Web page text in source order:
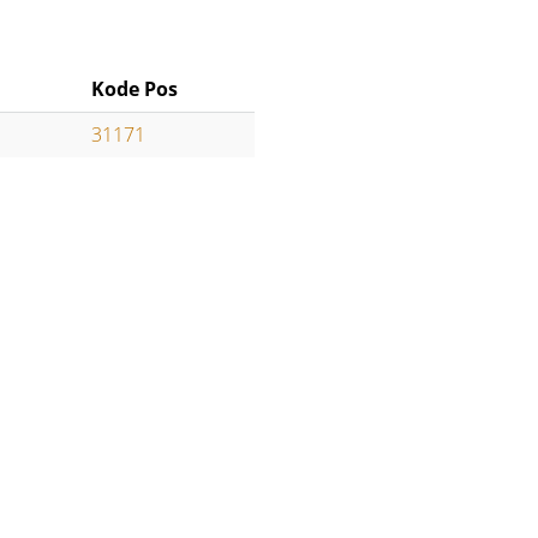
Kode Pos
31171